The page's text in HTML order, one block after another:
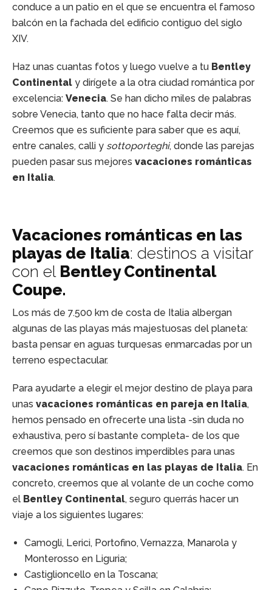
conduce a un patio en el que se encuentra el famoso
balcón en la fachada del edificio contiguo del siglo
XIV.
Haz unas cuantas fotos y luego vuelve a tu Bentley
Continental y dirígete a la otra ciudad romántica por
excelencia: Venecia. Se han dicho miles de palabras
sobre Venecia, tanto que no hace falta decir más.
Creemos que es suficiente para saber que es aquí,
entre canales, calli y sottoporteghi, donde las parejas
pueden pasar sus mejores vacaciones románticas
en Italia.
Vacaciones románticas en las
playas de Italia: destinos a visitar
con el Bentley Continental
Coupe.
Los más de 7.500 km de costa de Italia albergan
algunas de las playas más majestuosas del planeta:
basta pensar en aguas turquesas enmarcadas por un
terreno espectacular.
Para ayudarte a elegir el mejor destino de playa para
unas vacaciones románticas en pareja en Italia,
hemos pensado en ofrecerte una lista -sin duda no
exhaustiva, pero sí bastante completa- de los que
creemos que son destinos imperdibles para unas
vacaciones románticas en las playas de Italia. En
concreto, creemos que al volante de un coche como
el Bentley Continental, seguro querrás hacer un
viaje a los siguientes lugares:
Camogli, Lerici, Portofino, Vernazza, Manarola y
Monterosso en Liguria;
Castiglioncello en la Toscana;